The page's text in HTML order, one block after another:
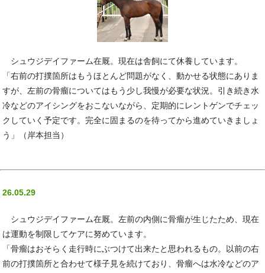
シュウジデイファーム在厩。現在は舎飼にて休養しています。
「右前の打撲箇所はもうほとんど問題がなく、動かせる状態にありま
すが、左前の骨瘤についてはもう少し我慢が必要な状況。引き続き水
冷などのアイシングをおこないながら、定期的にレントゲンでチェッ
クしていく予定です。完全に固まるのを待ってから進めていきましょ
う」（岸本担当）
26.05.29
シュウジデイファーム在厩。左前の内側に骨瘤が生じたため、現在
は運動を制限してケアに努めています。
「骨瘤はおそらく走行時にぶつけて出来たと思われるもの。以前の右
前の打撲箇所と合わせて様子見を続けており、骨瘤へは水冷などのア